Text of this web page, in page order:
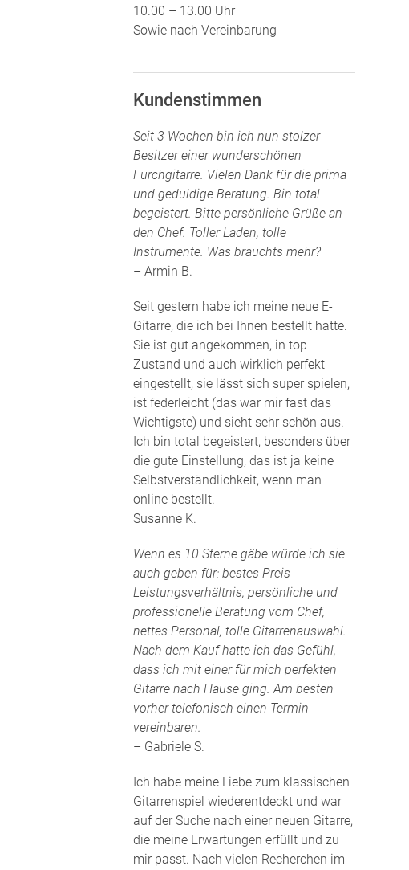
10.00 – 13.00 Uhr
Sowie nach Vereinbarung
Kundenstimmen
Seit 3 Wochen bin ich nun stolzer
Besitzer einer wunderschönen
Furchgitarre. Vielen Dank für die prima
und geduldige Beratung. Bin total
begeistert. Bitte persönliche Grüße an
den Chef. Toller Laden, tolle
Instrumente. Was brauchts mehr?
– Armin B.
Seit gestern habe ich meine neue E-
Gitarre, die ich bei Ihnen bestellt hatte.
Sie ist gut angekommen, in top
Zustand und auch wirklich perfekt
eingestellt, sie lässt sich super spielen,
ist federleicht (das war mir fast das
Wichtigste) und sieht sehr schön aus.
Ich bin total begeistert, besonders über
die gute Einstellung, das ist ja keine
Selbstverständlichkeit, wenn man
online bestellt.
Susanne K.
Wenn es 10 Sterne gäbe würde ich sie
auch geben für: bestes Preis-
Leistungsverhältnis, persönliche und
professionelle Beratung vom Chef,
nettes Personal, tolle Gitarrenauswahl.
Nach dem Kauf hatte ich das Gefühl,
dass ich mit einer für mich perfekten
Gitarre nach Hause ging. Am besten
vorher telefonisch einen Termin
vereinbaren.
– Gabriele S.
Ich habe meine Liebe zum klassischen
Gitarrenspiel wiederentdeckt und war
auf der Suche nach einer neuen Gitarre,
die meine Erwartungen erfüllt und zu
mir passt. Nach vielen Recherchen im